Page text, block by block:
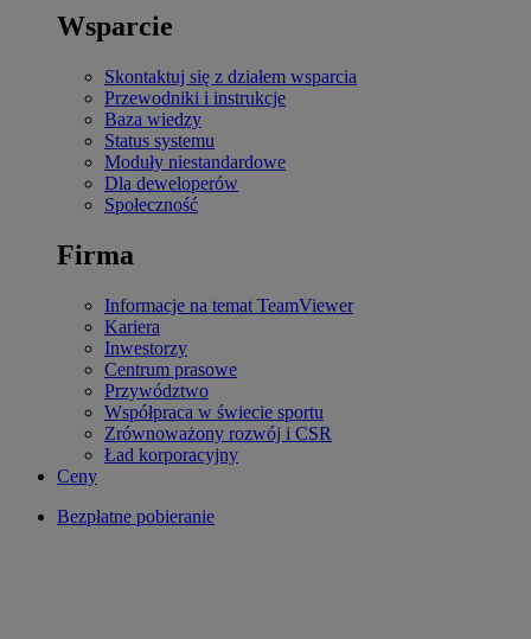
Wsparcie
Skontaktuj się z działem wsparcia
Przewodniki i instrukcje
Baza wiedzy
Status systemu
Moduły niestandardowe
Dla deweloperów
Społeczność
Firma
Informacje na temat TeamViewer
Kariera
Inwestorzy
Centrum prasowe
Przywództwo
Współpraca w świecie sportu
Zrównoważony rozwój i CSR
Ład korporacyjny
Ceny
Bezpłatne pobieranie